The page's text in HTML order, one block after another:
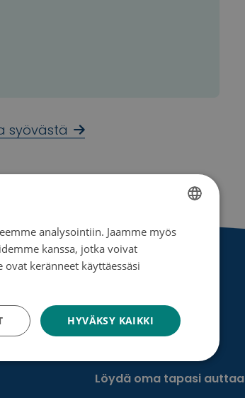
syövästä
Lahjoita
Löydä oma tapasi auttaa
FINNISH
analysointiin. Jaamme myös
kanssa, jotka voivat
keränneet käyttäessäsi
HYVÄKSY KAIKKI